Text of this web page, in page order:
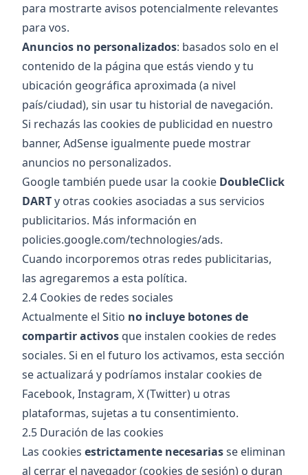
para mostrarte avisos potencialmente relevantes
para vos.
Anuncios no personalizados: basados solo en el
contenido de la página que estás viendo y tu
ubicación geográfica aproximada (a nivel
país/ciudad), sin usar tu historial de navegación.
Si rechazás las cookies de publicidad en nuestro
banner, AdSense igualmente puede mostrar
anuncios no personalizados.
Google también puede usar la cookie DoubleClick
DARTy otras cookies asociadas a sus servicios
publicitarios. Más información en
policies.google.com/technologies/ads.
Cuando incorporemos otras redes publicitarias,
las agregaremos a esta política.
2.4 Cookies de redes sociales
Actualmente el Sitio no incluye botones de
compartir activos que instalen cookies de redes
sociales. Si en el futuro los activamos, esta sección
se actualizará y podríamos instalar cookies de
Facebook, Instagram, X (Twitter) u otras
plataformas, sujetas a tu consentimiento.
2.5 Duración de las cookies
Las cookies estrictamente necesariasse eliminan
al cerrar el navegador (cookies de sesión) o duran